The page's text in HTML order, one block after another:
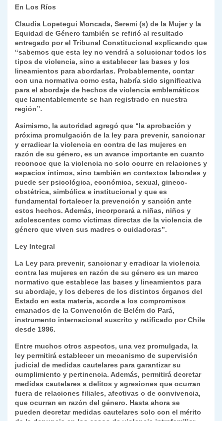
En Los Ríos
Claudia Lopetegui Moncada, Seremi (s) de la Mujer y la
Equidad de Género también se refirió al resultado
entregado por el Tribunal Constitucional explicando que
“sabemos que esta ley no vendrá a solucionar todos los
tipos de violencia, sino a establecer las bases y los
lineamientos para abordarlas. Probablemente, contar
con una normativa como esta, habría sido significativa
para el abordaje de hechos de violencia emblemáticos
que lamentablemente se han registrado en nuestra
región”.
Asimismo, la autoridad agregó que “la aprobación y
próxima promulgación de la ley para prevenir, sancionar
y erradicar la violencia en contra de las mujeres en
razón de su género, es un avance importante en cuanto
reconoce que la violencia no solo ocurre en relaciones y
espacios íntimos, sino también en contextos laborales y
puede ser psicológica, económica, sexual, gineco-
obstétrica, simbólica e institucional y que es
fundamental fortalecer la prevención y sanción ante
estos hechos. Además, incorporará a niñas, niños y
adolescentes como víctimas directas de la violencia de
género que viven sus madres o cuidadoras”.
Ley Integral
La Ley para prevenir, sancionar y erradicar la violencia
contra las mujeres en razón de su género es un marco
normativo que establece las bases y lineamientos para
su abordaje, y los deberes de los distintos órganos del
Estado en esta materia, acorde a los compromisos
emanados de la Convención de Belém do Pará,
instrumento internacional suscrito y ratificado por Chile
desde 1996.
Entre muchos otros aspectos, una vez promulgada, la
ley permitirá establecer un mecanismo de supervisión
judicial de medidas cautelares para garantizar su
cumplimiento y pertinencia. Además, permitirá decretar
medidas cautelares a delitos y agresiones que ocurran
fuera de relaciones filiales, afectivas o de convivencia,
que ocurran en razón del género. Hasta ahora se
pueden decretar medidas cautelares solo con el mérito